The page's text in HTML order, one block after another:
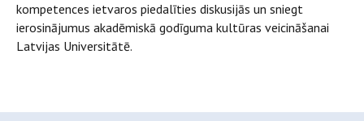
kompetences ietvaros piedalīties diskusijās un sniegt
ierosinājumus akadēmiskā godīguma kultūras veicināšanai
Latvijas Universitātē.